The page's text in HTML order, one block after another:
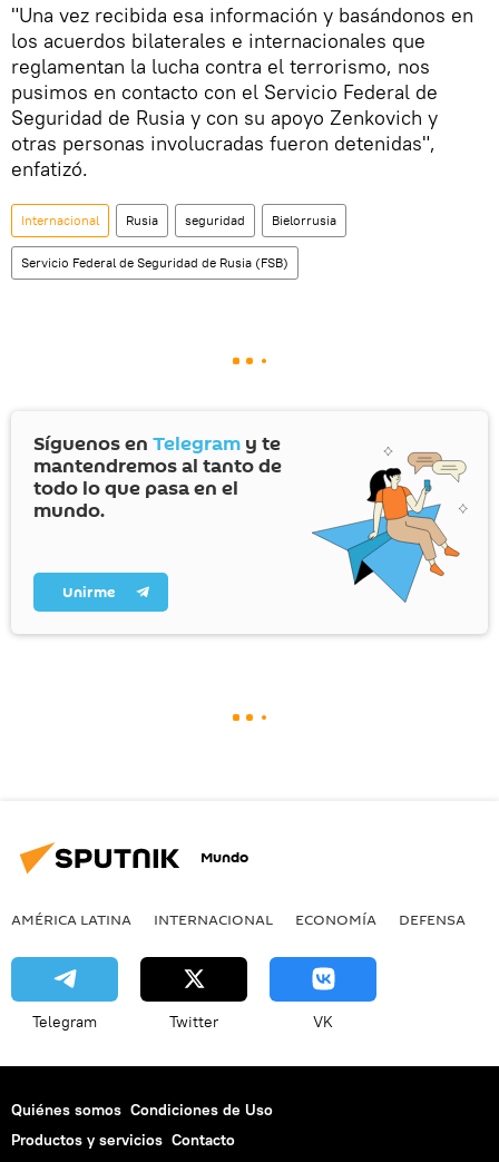
"Una vez recibida esa información y basándonos en
los acuerdos bilaterales e internacionales que
reglamentan la lucha contra el terrorismo, nos
pusimos en contacto con el Servicio Federal de
Seguridad de Rusia y con su apoyo Zenkovich y
otras personas involucradas fueron detenidas",
enfatizó.
Internacional Rusia seguridad Bielorrusia
Servicio Federal de Seguridad de Rusia (FSB)
Síguenos en Telegram y te
mantendremos al tanto de
todo lo que pasa en el
mundo.
Unirme
Mundo
AMÉRICA LATINA INTERNACIONAL ECONOMÍA DEFENSA
Telegram Twitter VK
Quiénes somos Condiciones de Uso
Productos y servicios Contacto